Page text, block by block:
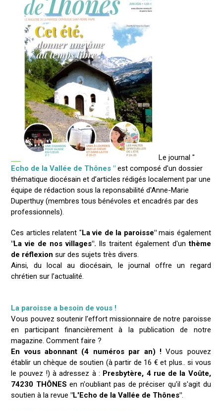
Le journal "
Echo de la Vallée de Thônes "est composé d’un dossier
thématique diocésain et d’articles rédigés localement par une
équipe de rédaction sous la reponsabilité d'Anne-Marie
Duperthuy (membres tous bénévoles et encadrés par des
professionnels).
Ces articles relatent "La vie de la paroisse"mais également
"La vie de nos villages". Ils traitent également d'unthème
de réflexionsur des sujets très divers.
Ainsi, du local au diocésain, le journal offre un regard
chrétien sur l’actualité.
La paroisse a besoin de vous !
Vous pouvez soutenir l’effort missionnaire de notre paroisse
en participant financièrement à la publication de notre
magazine. Comment faire ?
En vous abonnant (4 numéros par an) !Vous pouvez
établir un chèque de soutien (à partir de 16 € et plus.. si vous
le pouvez !) à adressez à : Presbytère, 4 rue de la Voûte,
74230 THÔNES en n'oubliant pas de préciser qu'il s'agit du
soutien à la revue"L'Echo de la Vallée de Thônes".